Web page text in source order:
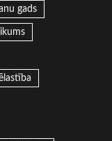
gads